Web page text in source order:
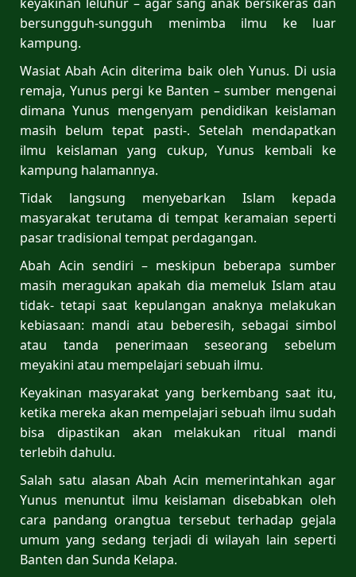
bersungguh-sungguh menimba ilmu ke luar
kampung.
Wasiat Abah Acin diterima baik oleh Yunus. Di usia
remaja, Yunus pergi ke Banten – sumber mengenai
dimana Yunus mengenyam pendidikan keislaman
masih belum tepat pasti-. Setelah mendapatkan
ilmu keislaman yang cukup, Yunus kembali ke
kampung halamannya.
Tidak langsung menyebarkan Islam kepada
masyarakat terutama di tempat keramaian seperti
pasar tradisional tempat perdagangan.
Abah Acin sendiri – meskipun beberapa sumber
masih meragukan apakah dia memeluk Islam atau
tidak- tetapi saat kepulangan anaknya melakukan
kebiasaan: mandi atau beberesih, sebagai simbol
atau tanda penerimaan seseorang sebelum
meyakini atau mempelajari sebuah ilmu.
Keyakinan masyarakat yang berkembang saat itu,
ketika mereka akan mempelajari sebuah ilmu sudah
bisa dipastikan akan melakukan ritual mandi
terlebih dahulu.
Salah satu alasan Abah Acin memerintahkan agar
Yunus menuntut ilmu keislaman disebabkan oleh
cara pandang orangtua tersebut terhadap gejala
umum yang sedang terjadi di wilayah lain seperti
Banten dan Sunda Kelapa.